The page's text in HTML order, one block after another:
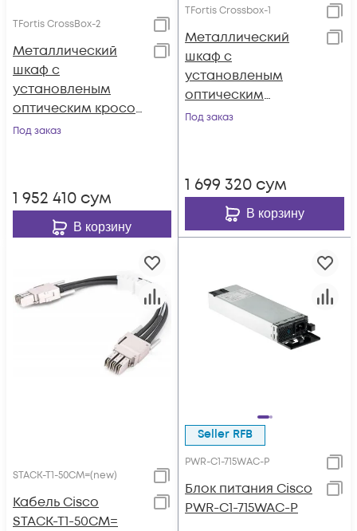
TFortis CrossBox-2
Металлический
шкаф с
установленым
оптическим кросом
для PSW-2G-UPS
Под заказ
1 952 410 сум
В корзину
TFortis Crossbox-1
Металлический
шкаф с
установленым
оптическим
кроссом для PSW
Под заказ
1 699 320 сум
В корзину
STACK-T1-50CM=(new)
Кабель Cisco
STACK-T1-50CM=
Seller RFB
PWR-C1-715WAC-P
Блок питания Cisco
PWR-C1-715WAC-P